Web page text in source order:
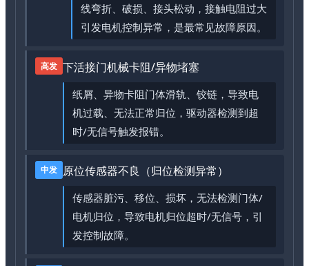
线弯折、破损、接头松动，接触电阻过大
引发电机控制异常，是最常见故障原因。
高发 下活接门机械卡阻/异物堵塞
纸屑、异物卡阻门体滑轨、铰链，导致电
机过载、无法正常归位，驱动器检测到超
时/无信号触发报错。
中发 原位传感器不良（归位检测异常）
传感器脏污、移位、损坏，无法检测门体/
电机归位，导致电机归位超时/无信号，引
发控制故障。